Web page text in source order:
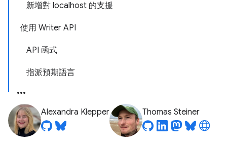
新增對 localhost 的支援
使用 Writer API
API 函式
指派預期語言
Alexandra Klepper Thomas Steiner